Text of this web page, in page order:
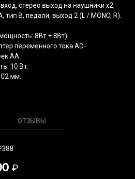
стерео выход на наушники х2,
тип B, педали, выход 2(L/ MONO, R).
: 8Вт + 8Вт).
переменного тока AD-
АА.
10 Вт.
мм.
ОТЗЫВЫ
₽